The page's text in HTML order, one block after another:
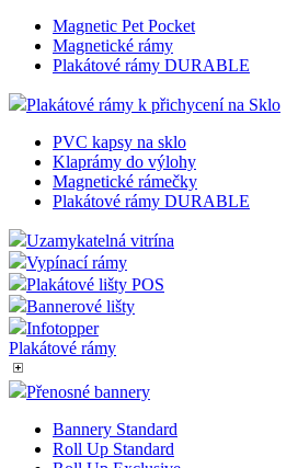
Magnetic Pet Pocket
Magnetické rámy
Plakátové rámy DURABLE
Plakátové rámy k přichycení na Sklo
PVC kapsy na sklo
Klaprámy do výlohy
Magnetické rámečky
Plakátové rámy DURABLE
Uzamykatelná vitrína
Vypínací rámy
Plakátové lišty POS
Bannerové lišty
Infotopper
Plakátové rámy
Přenosné bannery
Bannery Standard
Roll Up Standard